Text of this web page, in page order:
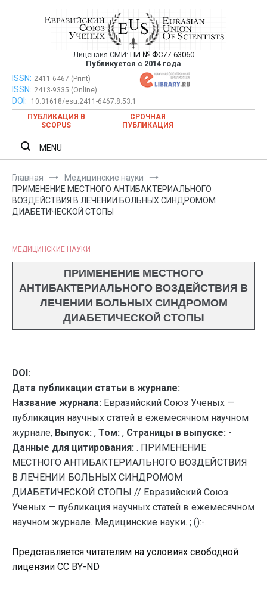
Евразийский Союз Ученых —
публикация научных статей в
ежемесячном научном журнале
Лицензия СМИ: ПИ № ФС77-63060
Публикуется с 2014 года
Евразийский Союз Ученых — публикация научных статей в
ежемесячном научном журнале
ISSN: 2411-6467 (Print)
ISSN: 2413-9335 (Online)
DOI:
10.31618/esu.2411-6467.8.53.1
ПУБЛИКАЦИЯ В
SCOPUS
СРОЧНАЯ
ПУБЛИКАЦИЯ
MENU
Главная
Медицинские науки
ПРИМЕНЕНИЕ МЕСТНОГО АНТИБАКТЕРИАЛЬНОГО
ВОЗДЕЙСТВИЯ В ЛЕЧЕНИИ БОЛЬНЫХ СИНДРОМОМ
ДИАБЕТИЧЕСКОЙ СТОПЫ
МЕДИЦИНСКИЕ НАУКИ
ПРИМЕНЕНИЕ МЕСТНОГО
АНТИБАКТЕРИАЛЬНОГО ВОЗДЕЙСТВИЯ В
ЛЕЧЕНИИ БОЛЬНЫХ СИНДРОМОМ
ДИАБЕТИЧЕСКОЙ СТОПЫ
DOI:
Дата публикации статьи в журнале:
Название журнала: Евразийский Союз Ученых —
публикация научных статей в ежемесячном научном
журнале, Выпуск: , Том: , Страницы в выпуске: -
Данные для цитирования: . ПРИМЕНЕНИЕ
МЕСТНОГО АНТИБАКТЕРИАЛЬНОГО ВОЗДЕЙСТВИЯ
В ЛЕЧЕНИИ БОЛЬНЫХ СИНДРОМОМ
ДИАБЕТИЧЕСКОЙ СТОПЫ // Евразийский Союз
Ученых — публикация научных статей в ежемесячном
научном журнале. Медицинские науки. ; ():-.
Представляется читателям на условиях свободной
лицензии CC BY-ND